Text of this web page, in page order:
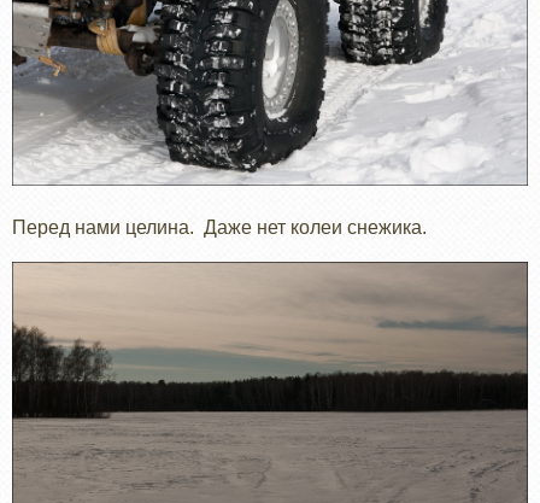
Перед нами целина. Даже нет колеи снежика.